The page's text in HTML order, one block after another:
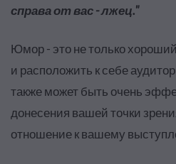
справа от вас - лжец."
Юмор - это не только
и расположить к себе
также может быть очень
донесения вашей точки
отношение к вашему